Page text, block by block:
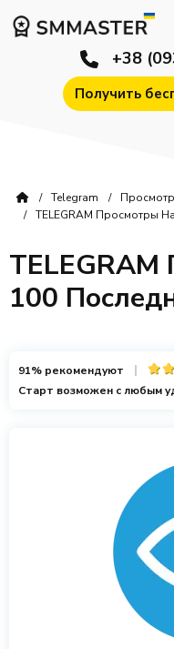
Получить
+38
Telegram
TELEGRAM Просмотры
100
91% рекомендуют
Старт возможен с любым